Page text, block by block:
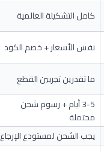
كامل التشكيلة العالمية
نفس الأسعار + خصم الكود
ما تقدرين تجربين القطع
3-5 أيام + رسوم شحن
محتملة
يجب الشحن لمستودع الإرجاع